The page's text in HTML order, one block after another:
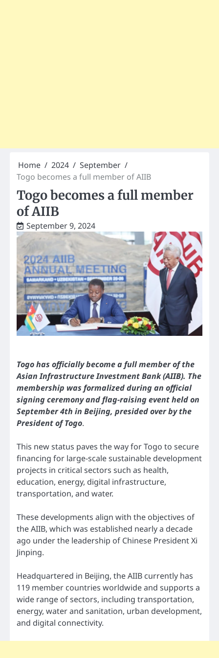
Home 2024
September
Togo becomes a full member of AIIB
Togo becomes a full member
of AIIB
September 9, 2024
Togo has officially become a full member of the
Asian Infrastructure Investment Bank (AIIB). The
membership was formalized during an official
signing ceremony and flag-raising event held on
September 4th in Beijing, presided over by the
President of Togo.
This new status paves the way for Togo to secure
financing for large-scale sustainable development
projects in critical sectors such as health,
education, energy, digital infrastructure,
transportation, and water.
These developments align with the objectives of
the AIIB, which was established nearly a decade
ago under the leadership of Chinese President Xi
Jinping.
Headquartered in Beijing, the AIIB currently has
119 member countries worldwide and supports a
wide range of sectors, including transportation,
energy, water and sanitation, urban development,
and digital connectivity.